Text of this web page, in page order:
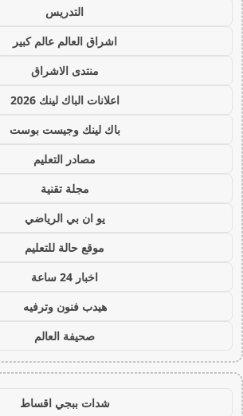
التدريس
اشراق العالم عالم كبير
منتدى الاشراق
اعلانات الباك لينك 2026
باك لينك وجيست بوست
مصادر التعليم
مجلة تقنية
يو ان بي الرياضي
موقع حالة للتعليم
اخبار 24 ساعة
هيدب فنون وترفيه
صحيفة العالم
شدات ببجي اقساط